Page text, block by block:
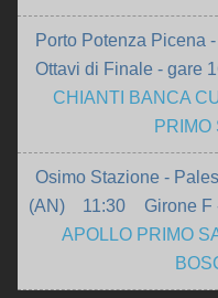
Porto Potenza Picena
Ottavi di Finale - gare
CHIANTI BANCA
PRIMO
Osimo Stazione -
(AN)
11:30 Girone F
APOLLO PRIMO